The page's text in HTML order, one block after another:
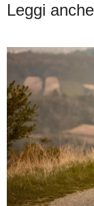
Leggi anche